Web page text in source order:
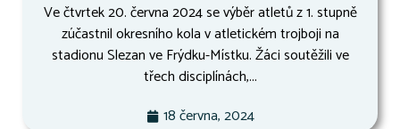
Ve čtvrtek 20. června 2024 se výběr atletů z 1. stupně
zúčastnil okresního kola v atletickém trojboji na
stadionu Slezan ve Frýdku-Místku. Žáci soutěžili ve
třech disciplínách,...
18 června, 2024